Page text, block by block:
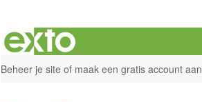
Beheer je site of maak een gratis account aan